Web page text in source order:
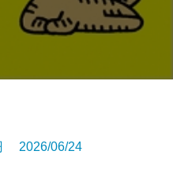
2026/06/24